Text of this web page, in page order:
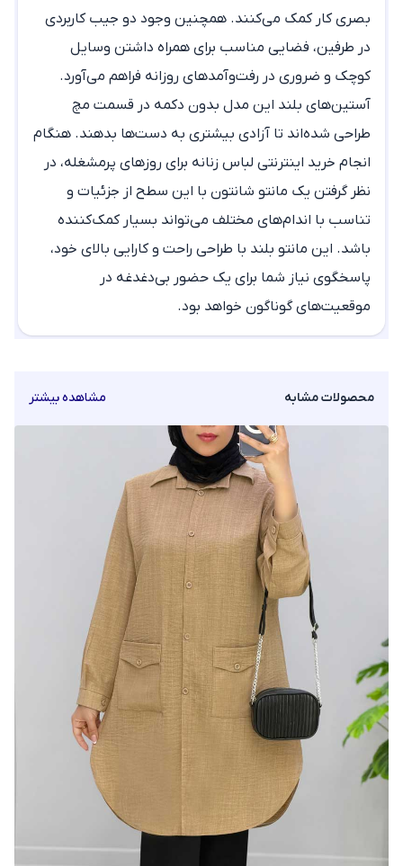
بصری کار کمک می‌کنند. همچنین وجود دو جیب کاربردی
در طرفین، فضایی مناسب برای همراه داشتن وسایل
کوچک و ضروری در رفت‌وآمدهای روزانه فراهم می‌آورد.
آستین‌های بلند این مدل بدون دکمه در قسمت مچ
طراحی شده‌اند تا آزادی بیشتری به دست‌ها بدهند. هنگام
انجام خرید اینترنتی لباس زنانه برای روزهای پرمشغله، در
نظر گرفتن یک مانتو شانتون با این سطح از جزئیات و
تناسب با اندام‌های مختلف می‌تواند بسیار کمک‌کننده
باشد. این مانتو بلند با طراحی راحت و کارایی بالای خود،
پاسخگوی نیاز شما برای یک حضور بی‌دغدغه در
موقعیت‌های گوناگون خواهد بود.
محصولات مشابه مشاهده بیشتر